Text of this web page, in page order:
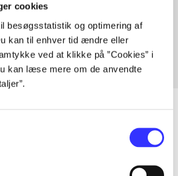
cookies
besøgsstatistik og optimering af
kan til enhver tid ændre eller
ved at klikke på ”Cookies” i
kan læse mere om de anvendte
samme emner